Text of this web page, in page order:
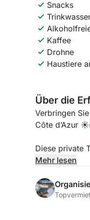
Snacks
Kaffee
Drohne
Haustiere
Über die
Verbringen
Côte d’Azur
Diese private
berühmten
versteckte
Mehr lesen